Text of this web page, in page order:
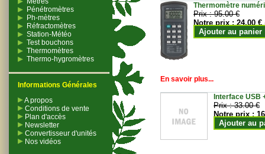
Pénétromètres
Ph-mètres
Réfractomètres
Station-Météo
Test bouchons
Thermomètres
Thermo-hygromètres
Informations Générales
A propos
Conditions de vente
Plan d'accès
Newsletter
Convertisseur d'unités
Nos vidéos
Thermomètre
Prix :95.00 €
Notre prix :24.00 €
Ajouter au panier
En savoir plus...
Interface USB
Prix :33.00 €
Notre prix :
Ajouter au